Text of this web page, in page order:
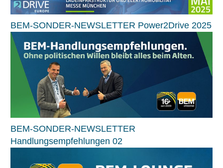
BEM-SONDER-NEWSLETTER Power2Drive 2025
BEM-SONDER-NEWSLETTER
Handlungsempfehlungen 02